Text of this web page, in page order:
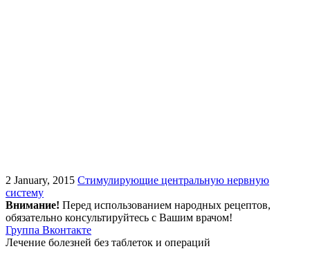
2 January, 2015 Стимулирующие центральную нервную
систему
Внимание! Перед использованием народных рецептов,
обязательно консультируйтесь с Вашим врачом!
Группа Вконтакте
Лечение болезней без таблеток и операций